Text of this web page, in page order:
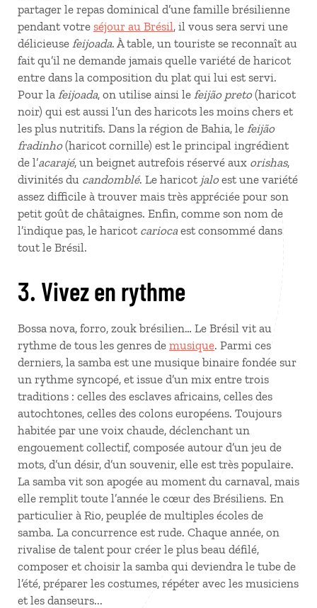
partager le repas dominical d’une famille brésilienne
pendant votre séjour au Brésil, il vous sera servi une
délicieuse feijoada. À table, un touriste se reconnaît au
fait qu’il ne demande jamais quelle variété de haricot
entre dans la composition du plat qui lui est servi.
Pour la feijoada, on utilise ainsi le feijão preto(haricot
noir) qui est aussi l’un des haricots les moins chers et
les plus nutritifs. Dans la région de Bahia, le feijão
fradinho(haricot cornille) est le principal ingrédient
de l’acarajé, un beignet autrefois réservé aux orishas,
divinités du candomblé. Le haricot jaloest une variété
assez difficile à trouver mais très appréciée pour son
petit goût de châtaignes. Enfin, comme son nom de
l’indique pas, le haricot carioca est consommé dans
tout le Brésil.
3. Vivez en rythme
Bossa nova, forro, zouk brésilien… Le Brésil vit au
rythme de tous les genres de musique. Parmi ces
derniers, la samba est une musique binaire fondée sur
un rythme syncopé, et issue d’un mix entre trois
traditions : celles des esclaves africains, celles des
autochtones, celles des colons européens. Toujours
habitée par une voix chaude, déclenchant un
engouement collectif, composée autour d’un jeu de
mots, d’un désir, d’un souvenir, elle est très populaire.
La samba vit son apogée au moment du carnaval, mais
elle remplit toute l’année le cœur des Brésiliens. En
particulier à Rio, peuplée de multiples écoles de
samba. La concurrence est rude. Chaque année, on
rivalise de talent pour créer le plus beau défilé,
composer et choisir la samba qui deviendra le tube de
l’été, préparer les costumes, répéter avec les musiciens
et les danseurs...